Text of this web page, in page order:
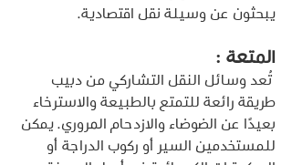
يبحثون عن وسيلة نقل اقتصادية.
المتعة :
تُعد وسائل النقل التشاركي من دبيب
طريقة رائعة للتمتع بالطبيعة والاسترخاء
بعيدًا عن الضوضاء والازدحام المروري. يمكن
للمستخدمين السير أو ركوب الدراجة أو